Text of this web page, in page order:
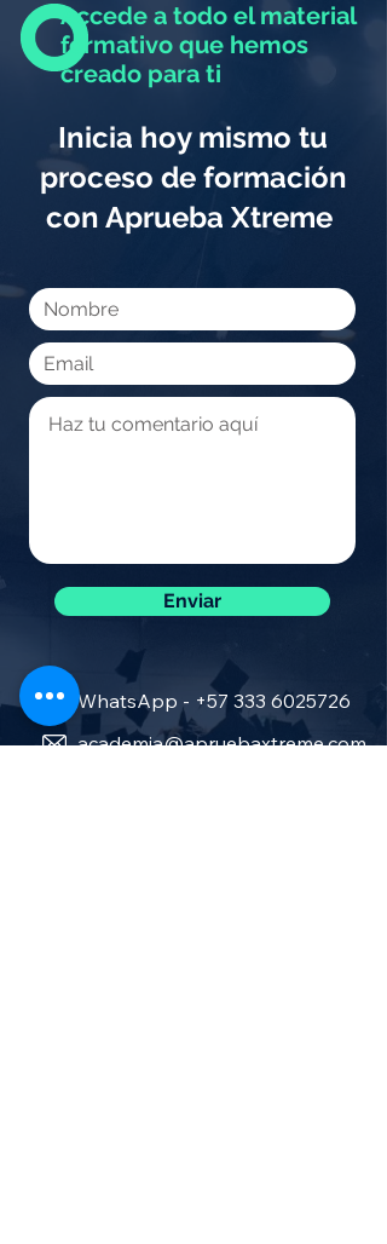
Accede a todo el material
formativo que hemos
creado para ti
Inicia hoy mismo tu
proceso de formación
con Aprueba Xtreme
Enviar
WhatsApp - +57 333 6025726
academia@apruebaxtreme.com